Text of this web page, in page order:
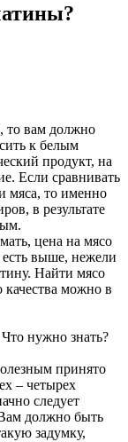
то вам должно
к белым
продукт, на
Если сравнивать
мяса, то именно
в результате
цена на мясо
есть выше, нежели
Найти мясо
можно в
нужно знать?
принято
– четырех
следует
должно быть
задумку,